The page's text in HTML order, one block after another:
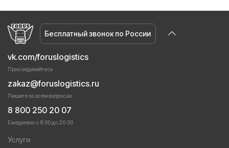
Бесплатный звонок по России
vk.com/foruslogistics
Присоединяйтесь
zakaz@foruslogistics.ru
Пишите по всем вопросаи
8 800 250 20 07
Ежедневно с 8:00 до 20:00
Услуги